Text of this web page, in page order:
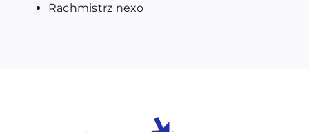
Rachmistrz nexo